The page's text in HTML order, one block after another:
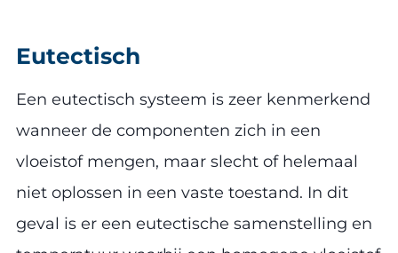
Eutectisch
Een eutectisch systeem is zeer kenmerkend
wanneer de componenten zich in een
vloeistof mengen, maar slecht of helemaal
niet oplossen in een vaste toestand. In dit
geval is er een eutectische samenstelling en